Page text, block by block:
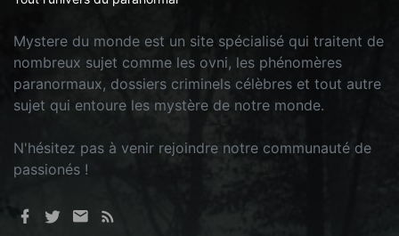
Mystere du monde est un site spécialisé qui traitent de
nombreux sujet comme les ovni, les phénomères
paranormaux, dossiers criminels célèbres et tout autre
sujet qui entoure les mystère de notre monde.
N'hésitez pas à venir rejoindre notre communauté de
passionés !